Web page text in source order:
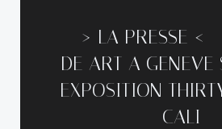
—–> LA PRESSE
DE ART A GENEVE
EXPOSITION
CALI